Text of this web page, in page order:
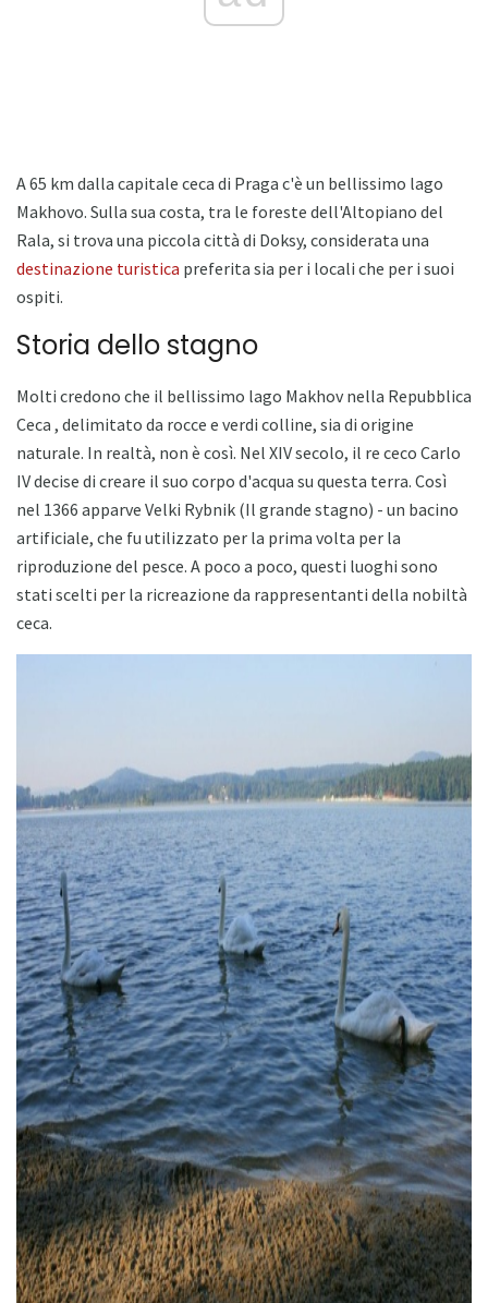
A 65 km dalla capitale ceca di Praga c'è un bellissimo lago
Makhovo. Sulla sua costa, tra le foreste dell'Altopiano del
Rala, si trova una piccola città di Doksy, considerata una
destinazione turistica preferita sia per i locali che per i suoi
ospiti.
Storia dello stagno
Molti credono che il bellissimo lago Makhov nella Repubblica
Ceca , delimitato da rocce e verdi colline, sia di origine
naturale. In realtà, non è così. Nel XIV secolo, il re ceco Carlo
IV decise di creare il suo corpo d'acqua su questa terra. Così
nel 1366 apparve Velki Rybnik (Il grande stagno) - un bacino
artificiale, che fu utilizzato per la prima volta per la
riproduzione del pesce. A poco a poco, questi luoghi sono
stati scelti per la ricreazione da rappresentanti della nobiltà
ceca.
ad